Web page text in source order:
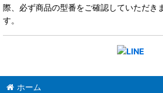
際、必ず商品の型番をご確認していただき
す。
ホーム